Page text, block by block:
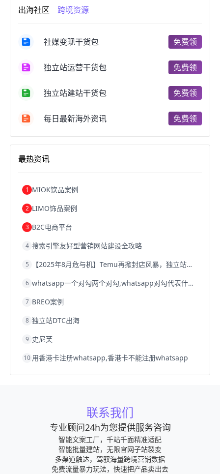
跨境电商开店跨境电商营销
跨境电商商品个人跨境电商跨境电商案例
郑州跨境电商跨境电商趋势
跨境电商费用美国跨境电商
天津跨境电商东南亚跨境电商
跨境电商b2b阿里巴巴跨境电商
跨境电商关税
跨境电商建站
浙江跨境电商宁波跨境电商跨境电商的模式
跨境电商优势跨境电商的优势
出海社区 跨境资源
社媒变现干货包 免费领
独立站运营干货包 免费领
独立站建站干货包 免费领
每日最新海外资讯 免费领
最热资讯
1 MIOK饮品案例
2 LIMO饰品案例
3 B2C电商平台
4 搜索引擎友好型营销网站建设全攻略
5 【2025年8月危与机】Temu再掀封店风暴，独立站才是跨境卖家的避险通道
6 whatsapp一个对勾两个对勾,whatsapp对勾代表什么意思
7 BREO案例
8 独立站DTC出海
9 史尼芙
10 用香港卡注册whatsapp,香港卡不能注册whatsapp
联系我们
专业顾问24h为您提供服务咨询
智能文案工厂，千站千面精准适配
智能批量建站，无限官网子站裂变
多渠道触达，驾驭海量跨境营销数据
免费流量暴力玩法，快速把产品卖出去